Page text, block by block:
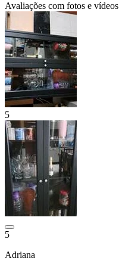
Avaliações com fotos e vídeos
5
5
Adriana